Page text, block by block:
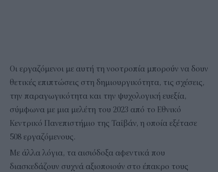
Οι εργαζόμενοι με αυτή τη νοοτροπία μπορούν να δουν
θετικές επιπτώσεις στη δημιουργικότητα, τις σχέσεις,
την παραγωγικότητα και την ψυχολογική ευεξία,
σύμφωνα με μια μελέτη του 2023 από το Εθνικό
Κεντρικό Πανεπιστήμιο της Ταϊβάν, η οποία εξέτασε
508 εργαζόμενους.
Με άλλα λόγια, τα αισιόδοξα αφεντικά που
διασκεδάζουν συχνά αξιοποιούν στο έπακρο τους